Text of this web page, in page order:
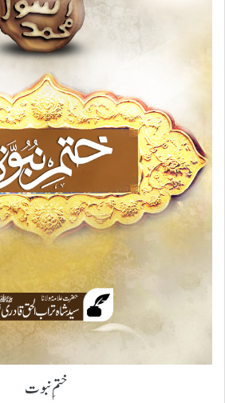
ختمِ نبوت